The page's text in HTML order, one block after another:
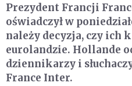
Prezydent Francji
oświadczył w
należy decyzja, czy ich
eurolandzie. Hollande
dziennikarzy i
France Inter.